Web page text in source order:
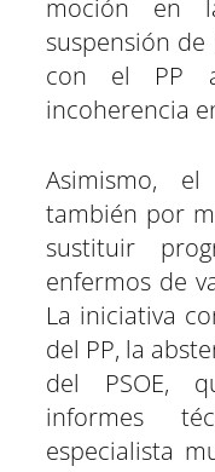
moción en
suspensión de
con el PP
incoherencia
Asimismo,
también por
sustituir
enfermos de
La iniciativa
del PP, la
del PSOE,
informes
especialista